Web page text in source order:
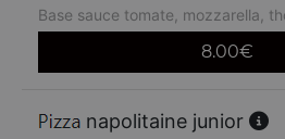
Base sauce tomate, mozzarella,
8.00€
napolitaine junior